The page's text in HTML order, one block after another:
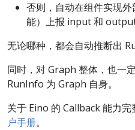
否则，自动在组件实现
能）上报 input 和 output
无论哪种，都会自动推断出
同时，对 Graph 整体，也一
RunInfo 为 Graph 自身。
关于 Eino 的 Callback 能力完
户手册。